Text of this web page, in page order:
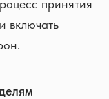
принятия
включать